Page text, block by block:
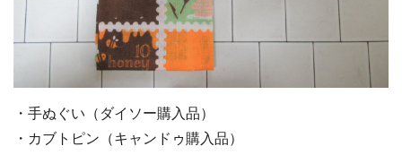
・手ぬぐい（ダイソー購入品）
・カブトピン（キャンドゥ購入品）